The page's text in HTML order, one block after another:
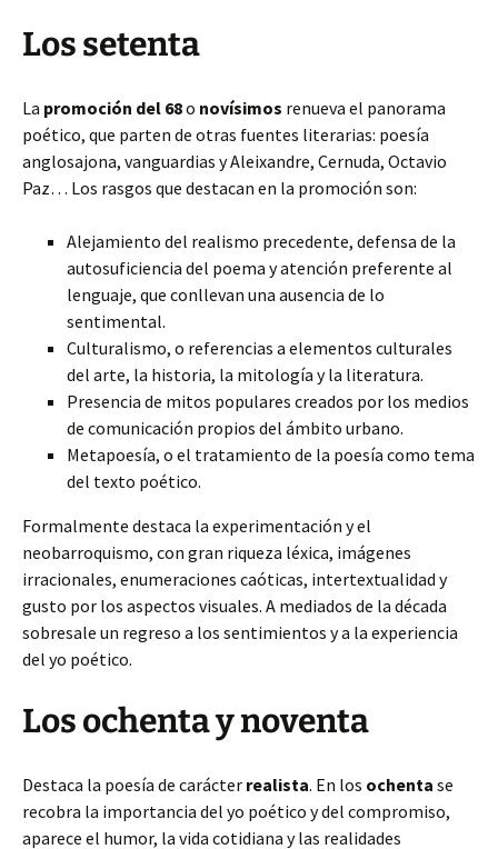
Los setenta
La promoción del 68o novísimos renueva el panorama
poético, que parten de otras fuentes literarias: poesía
anglosajona, vanguardias y Aleixandre, Cernuda, Octavio
Paz… Los rasgos que destacan en la promoción son:
Alejamiento del realismo precedente, defensa de la
autosuficiencia del poema y atención preferente al
lenguaje, que conllevan una ausencia de lo
sentimental.
Culturalismo, o referencias a elementos culturales
del arte, la historia, la mitología y la literatura.
Presencia de mitos populares creados por los medios
de comunicación propios del ámbito urbano.
Metapoesía, o el tratamiento de la poesía como tema
del texto poético.
Formalmente destaca la experimentación y el
neobarroquismo, con gran riqueza léxica, imágenes
irracionales, enumeraciones caóticas, intertextualidad y
gusto por los aspectos visuales. A mediados de la década
sobresale un regreso a los sentimientos y a la experiencia
del yo poético.
Los ochenta y noventa
Destaca la poesía de carácter realista. En los ochenta se
recobra la importancia del yo poético y del compromiso,
aparece el humor, la vida cotidiana y las realidades